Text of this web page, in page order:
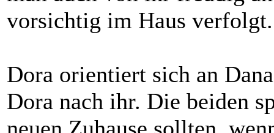
vorsichtig im Haus verfolgt.
Dora orientiert sich an
Dora nach ihr. Die beiden